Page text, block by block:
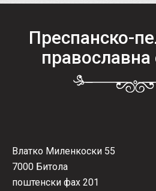
Преспанско-
православна
Влатко Миленкоски 55
7000 Битола
поштенски фах 201